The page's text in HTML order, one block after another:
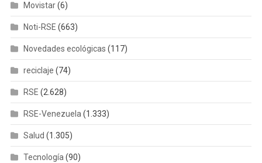
Movistar(6)
Noti-RSE (663)
Novedades ecológicas (117)
reciclaje (74)
RSE (2.628)
RSE-Venezuela(1.333)
Salud (1.305)
Tecnología(90)